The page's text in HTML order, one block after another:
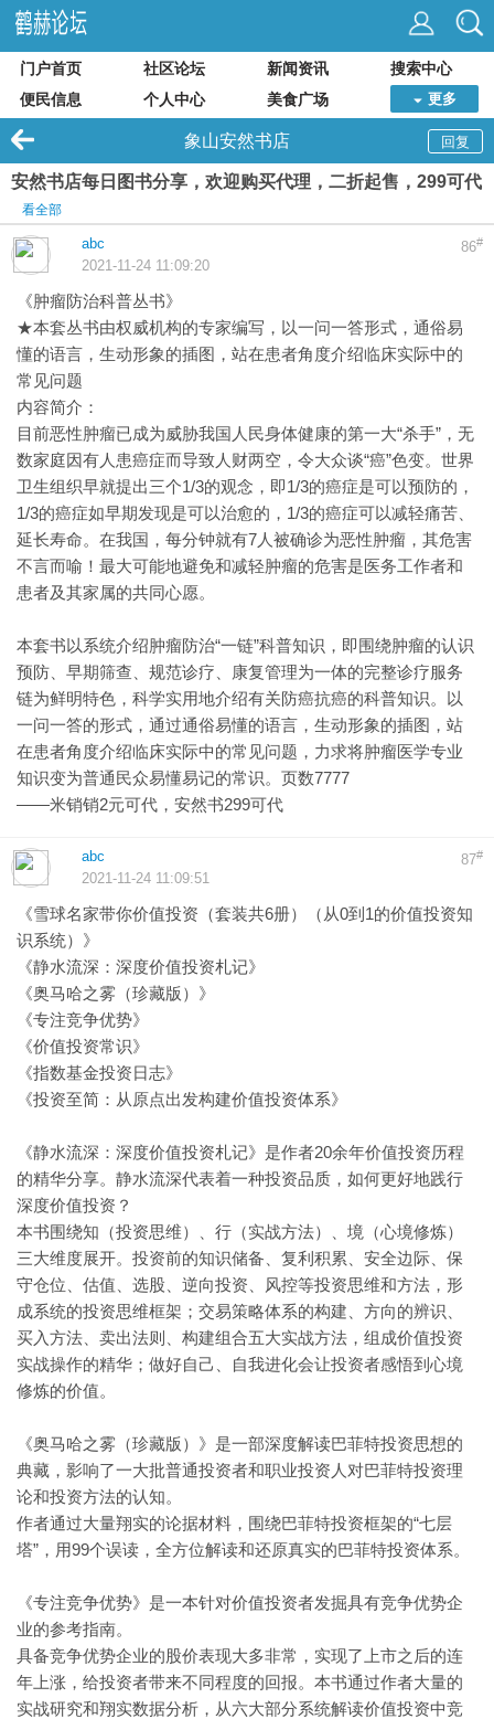
门户首页 社区论坛 新闻资讯
搜索中心
便民信息
个人中心 美食广场 更多
回复
象山安然书店
安然书店每日图书分享，欢迎购买代理，二折起售，299可代
看全部
86#
abc
2021-11-24 11:09:20
《肿瘤防治科普丛书》
★本套丛书由权威机构的专家编写，以一问一答形式，通俗易
懂的语言，生动形象的插图，站在患者角度介绍临床实际中的
常见问题
内容简介：
目前恶性肿瘤已成为威胁我国人民身体健康的第一大“杀手”，无
数家庭因有人患癌症而导致人财两空，令大众谈“癌”色变。世界
卫生组织早就提出三个1/3的观念，即1/3的癌症是可以预防的，
1/3的癌症如早期发现是可以治愈的，1/3的癌症可以减轻痛苦、
延长寿命。在我国，每分钟就有7人被确诊为恶性肿瘤，其危害
不言而喻！最大可能地避免和减轻肿瘤的危害是医务工作者和
患者及其家属的共同心愿。
本套书以系统介绍肿瘤防治“一链”科普知识，即围绕肿瘤的认识
预防、早期筛查、规范诊疗、康复管理为一体的完整诊疗服务
链为鲜明特色，科学实用地介绍有关防癌抗癌的科普知识。以
一问一答的形式，通过通俗易懂的语言，生动形象的插图，站
在患者角度介绍临床实际中的常见问题，力求将肿瘤医学专业
知识变为普通民众易懂易记的常识。页数7777
——米销销2元可代，安然书299可代
87#
abc
2021-11-24 11:09:51
《雪球名家带你价值投资（套装共6册）（从0到1的价值投资知
识系统）》
《静水流深：深度价值投资札记》
《奥马哈之雾（珍藏版）》
《专注竞争优势》
《价值投资常识》
《指数基金投资日志》
《投资至简：从原点出发构建价值投资体系》
《静水流深：深度价值投资札记》是作者20余年价值投资历程
的精华分享。静水流深代表着一种投资品质，如何更好地践行
深度价值投资？
本书围绕知（投资思维）、行（实战方法）、境（心境修炼）
三大维度展开。投资前的知识储备、复利积累、安全边际、保
守仓位、估值、选股、逆向投资、风控等投资思维和方法，形
成系统的投资思维框架；交易策略体系的构建、方向的辨识、
买入方法、卖出法则、构建组合五大实战方法，组成价值投资
实战操作的精华；做好自己、自我进化会让投资者感悟到心境
修炼的价值。
《奥马哈之雾（珍藏版）》是一部深度解读巴菲特投资思想的
典藏，影响了一大批普通投资者和职业投资人对巴菲特投资理
论和投资方法的认知。
作者通过大量翔实的论据材料，围绕巴菲特投资框架的“七层
塔”，用99个误读，全方位解读和还原真实的巴菲特投资体系。
《专注竞争优势》是一本针对价值投资者发掘具有竞争优势企
业的参考指南。
具备竞争优势企业的股价表现大多非常，实现了上市之后的连
年上涨，给投资者带来不同程度的回报。本书通过作者大量的
实战研究和翔实数据分析，从六大部分系统解读价值投资中竞